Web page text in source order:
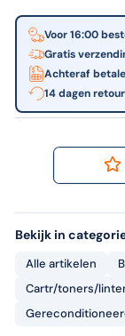
Voor 16:00
Gratis
Achteraf
14 dagen
Bekijk in
Alle artikelen
Cartr/toners/